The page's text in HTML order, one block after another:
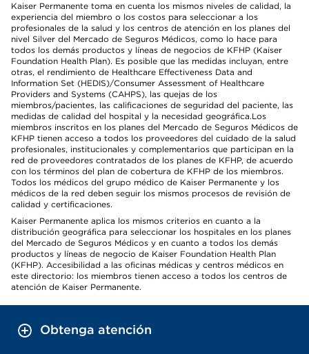
Kaiser Permanente toma en cuenta los mismos niveles de calidad, la
experiencia del miembro o los costos para seleccionar a los
profesionales de la salud y los centros de atención en los planes del
nivel Silver del Mercado de Seguros Médicos, como lo hace para
todos los demás productos y líneas de negocios de KFHP (Kaiser
Foundation Health Plan). Es posible que las medidas incluyan, entre
otras, el rendimiento de Healthcare Effectiveness Data and
Information Set (HEDIS)/Consumer Assessment of Healthcare
Providers and Systems (CAHPS), las quejas de los
miembros/pacientes, las calificaciones de seguridad del paciente, las
medidas de calidad del hospital y la necesidad geográfica.Los
miembros inscritos en los planes del Mercado de Seguros Médicos de
KFHP tienen acceso a todos los proveedores del cuidado de la salud
profesionales, institucionales y complementarios que participan en la
red de proveedores contratados de los planes de KFHP, de acuerdo
con los términos del plan de cobertura de KFHP de los miembros.
Todos los médicos del grupo médico de Kaiser Permanente y los
médicos de la red deben seguir los mismos procesos de revisión de
calidad y certificaciones.
Kaiser Permanente aplica los mismos criterios en cuanto a la
distribución geográfica para seleccionar los hospitales en los planes
del Mercado de Seguros Médicos y en cuanto a todos los demás
productos y líneas de negocio de Kaiser Foundation Health Plan
(KFHP). Accesibilidad a las oficinas médicas y centros médicos en
este directorio: los miembros tienen acceso a todos los centros de
atención de Kaiser Permanente.
Obtenga atención